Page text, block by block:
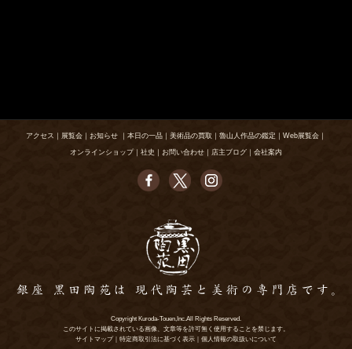
アクセス ｜ 展覧会 ｜ お知らせ ｜ 本日の一品 ｜ 美術品の買取 ｜ 魯山人作品の鑑定 ｜ Web展覧会 ｜
オンラインショップ｜ 社史 ｜ お問い合わせ ｜ 店主ブログ ｜ 会社案内
Copyright Kuroda-Touen,Inc.All Rights Reserved.
このサイトに掲載されている画像、文章等を許可無く使用することを禁じます。
サイトマップ
特定商取引法に基づく表示 個人情報の取扱いについて